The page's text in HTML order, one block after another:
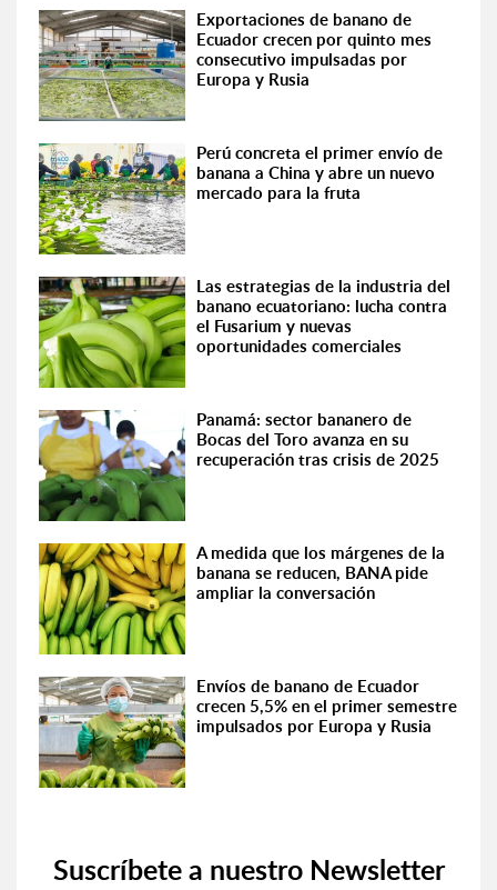
Exportaciones de banano de
Ecuador crecen por quinto mes
consecutivo impulsadas por
Europa y Rusia
Perú concreta el primer envío de
banana a China y abre un nuevo
mercado para la fruta
Las estrategias de la industria del
banano ecuatoriano: lucha contra
el Fusarium y nuevas
oportunidades comerciales
Panamá: sector bananero de
Bocas del Toro avanza en su
recuperación tras crisis de 2025
A medida que los márgenes de la
banana se reducen, BANA pide
ampliar la conversación
Envíos de banano de Ecuador
crecen 5,5% en el primer semestre
impulsados por Europa y Rusia
Suscríbete a nuestro Newsletter